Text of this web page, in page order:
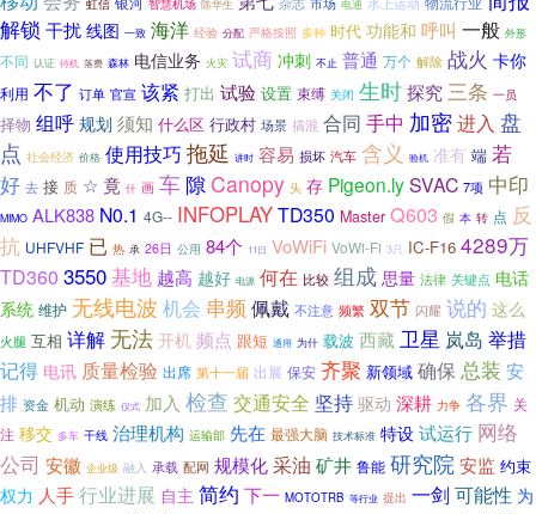
虹信 陈华生 电通
解锁 干扰 线图 一致 海洋 经验 分配 严格按照 多种 时代 功能和 呼叫 一般 外形
不同 认证 待机 落费 森林 电信业务 火灾 试商 冲刺 不止 普通 万个 解除 战火 卡你
利用 不了 订单 官宣 该紧 打出 试验 设置 束缚 关闭 生时探究三条 一员
择物 组呼 规划 须知 什么区 行政村 场景 搞混 合同 手中 加密进入 盘
点 社会经济 价格 使用技巧 拖延 讲时 容易 损坏 汽车 含义 验机 准有 端 若
好 去 接 质 ☆ 竟 什 画 车 隙 Canopy 头 存 Pigeon.lySVAC 7项 中印
MIMO ALK838 N0.1 4G-- INFOPLAYTD350 Master Q603 假 本 转 点 反
抗 UHFVHF 已 热 承 26日 公用 84个 11日 VoWiFi VoWi-Fi 3只 IC-F16 4289万
TD360 3550基地 越高 越好 电源 何在 比较 组成 思量 法律 关键点 电话
系统 维护 无线电波 机会 串频 佩戴 不注意 频繁 双节 闪耀 说的 这么
火腿 互相 详解 无法 开机 频点 跟短 通用 为什 载波 西藏 卫星 岚岛 举措
记得 电讯 质量检验 出席 第十一届 出展 保安 齐聚 新领域 确保 总装 安
排 资金 机动 演练 仪式 加入 检查 交通安全 坚持 驱动 深耕 力争 各界 关
注 移交 多车 干线 治理机构 运输部 先在 最强大脑 技术标准 特设试运行 网络
公司 安徽 企业级 融入 承载 配网 规模化采油 矿井 鲁能 研究院安监 约束
权力 人手行业进展 自主 简约 下一 MOTOTRB 等行业 提出 一剑 可能性 为